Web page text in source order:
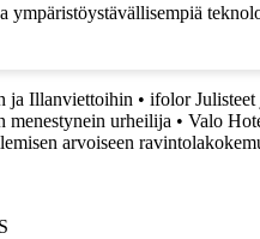
ja Illanviettoihin • ifolor
menestynein urheilija • Valo
arvoiseen